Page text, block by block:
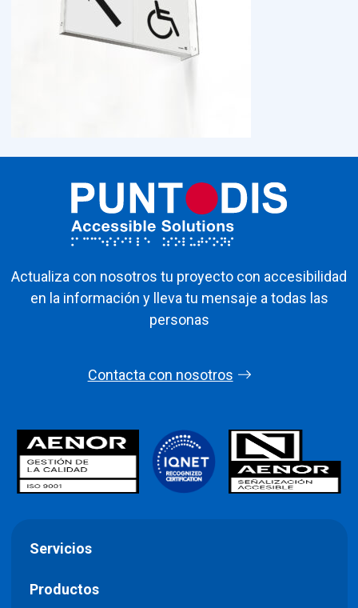
Actualiza con nosotros tu proyecto con accesibilidad
en la información y lleva tu mensaje a todas las
personas
Contacta con nosotros
Servicios
Productos